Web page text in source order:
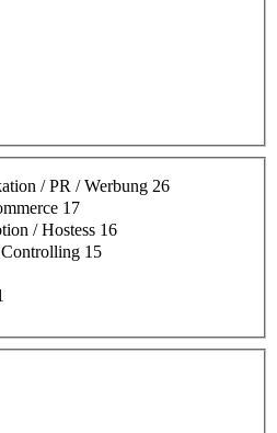
/ PR / Werbung 26
17
/ Hostess 16
15